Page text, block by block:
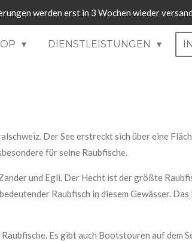
werden erst in 3 Wochen wieder
DIENSTLEISTUNGEN
Der See erstreckt sich über eine
für seine Raubfische.
und Egli. Der Hecht ist der größte
Raubfisch in diesem Gewässer.
Es gibt auch Bootstouren auf dem